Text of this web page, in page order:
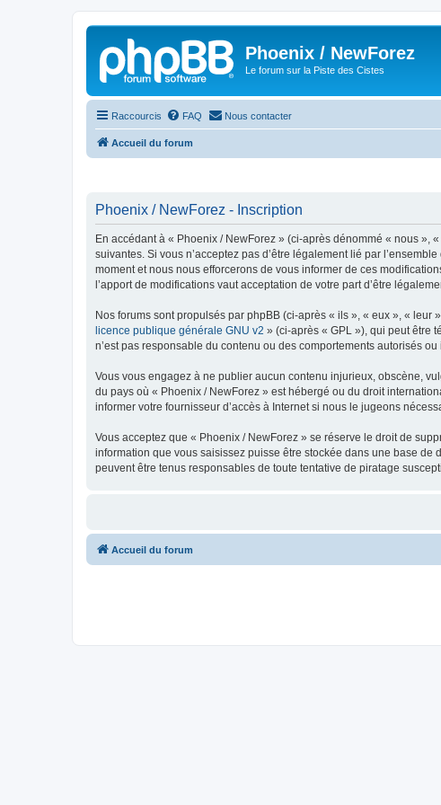
Phoenix / NewForez
Le forum sur la Piste des Cistes
Raccourcis FAQ Nous contacter
Accueil du forum
Phoenix / NewForez - Inscription
En accédant à « Phoenix / NewForez » (ci-après dénommé « nous »,
suivantes. Si vous n’acceptez pas d’être légalement lié par
moment et nous nous efforcerons de vous informer de ces
l’apport de modifications vaut acceptation de votre part d’être
Nos forums sont propulsés par phpBB (ci-après « ils », « eux », «
licence publique générale GNU v2 » (ci-après « GPL »), qui peut être
n’est pas responsable du contenu ou des comportements autorisés
Vous vous engagez à ne publier aucun contenu injurieux, obscène,
du pays où « Phoenix / NewForez » est hébergé ou du droit
informer votre fournisseur d’accès à Internet si nous le jugeons
Vous acceptez que « Phoenix / NewForez » se réserve le droit de
information que vous saisissez puisse être stockée dans une base
peuvent être tenus responsables de toute tentative de piratage
Accueil du forum